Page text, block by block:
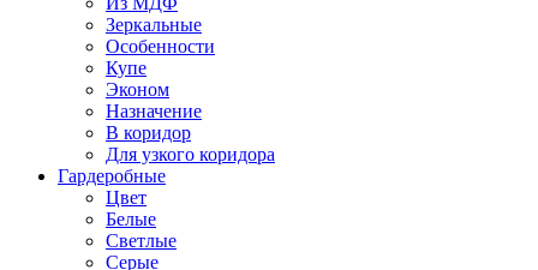
Зеркальные
Особенности
Купе
Эконом
Назначение
В коридор
Для узкого коридора
Гардеробные
Цвет
Белые
Светлые
Серые